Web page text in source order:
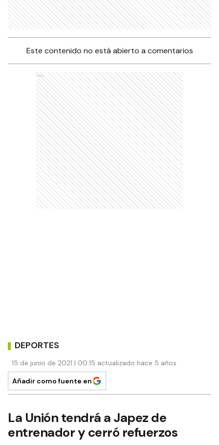
Este contenido no está abierto a comentarios
Ads
DEPORTES
15 de junio de 2021 | 00:15 actualizado hace 5 años
Añadir como fuente en
La Unión tendrá a Japez de
entrenador y cerró refuerzos